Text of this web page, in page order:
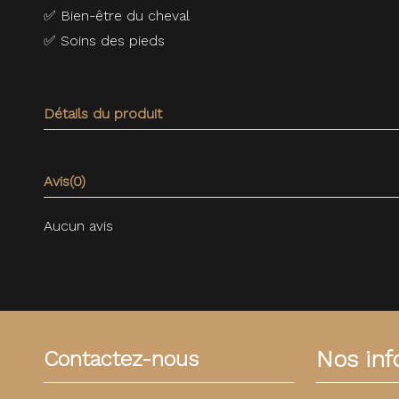
✅ Bien-être du cheval
✅ Soins des pieds
Détails du produit
Avis(0)
Aucun avis
Contactez-nous Nos